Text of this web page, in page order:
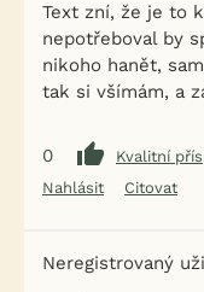
Text zní, že je to
nepotřeboval by
nikoho hanět,
tak si všímám, a
0
Kvalitní
Nahlásit
Citovat
Neregistrovaný